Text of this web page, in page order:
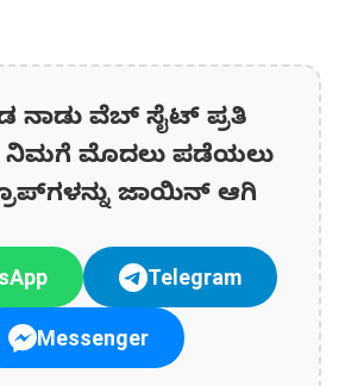
ವೆಬ್ ಸೈಟ್ ಪ್ರತಿ
ಮೊದಲು ಪಡೆಯಲು
ಜಾಯಿನ್ ಆಗಿ
Telegram
Messenger